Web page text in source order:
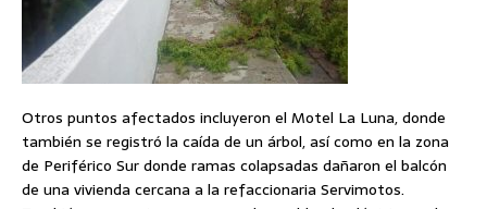
Otros puntos afectados incluyeron el Motel La Luna, donde
también se registró la caída de un árbol, así como en la zona
de Periférico Sur donde ramas colapsadas dañaron el balcón
de una vivienda cercana a la refaccionaria Servimotos.